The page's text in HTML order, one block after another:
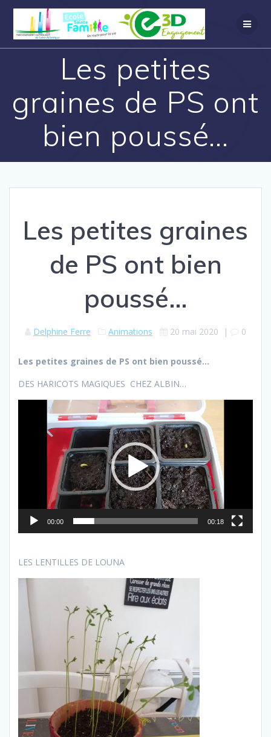
Les petites
graines de PS ont
bien poussé…
Les petites graines
de PS ont bien
poussé…
Delphine Ferre Animations 20 mai 2020 | 0
Les petites graines de PS ont bien poussé…
DES HARICOTS MAGIQUES CHEZ ALBIN…
00:00 00:18
LES LENTILLES DE LOUNA